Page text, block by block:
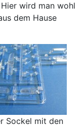
wird man wohl
dem Hause
Sockel mit den